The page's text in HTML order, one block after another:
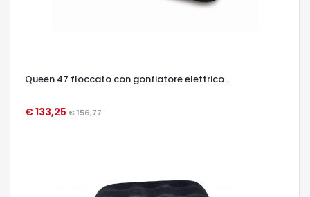
Queen 47 floccato con gonfiatore elettrico...
€ 133,25 € 156,77
OCCHIATA VELOCE